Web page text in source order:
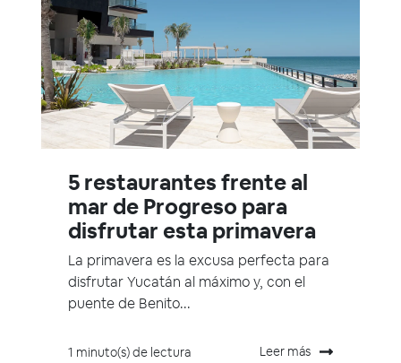
5 restaurantes frente al
mar de Progreso para
disfrutar esta primavera
La primavera es la excusa perfecta para
disfrutar Yucatán al máximo y, con el
puente de Benito...
1 minuto(s) de lectura Leer más